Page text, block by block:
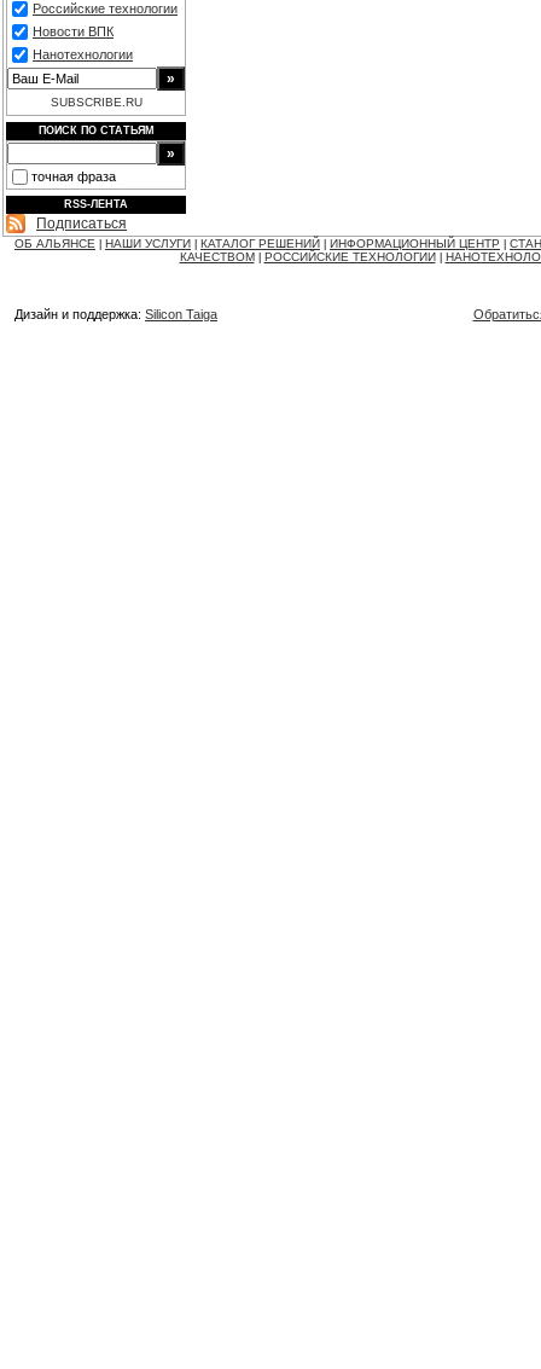
Российские технологии
Новости ВПК
Нанотехнологии
SUBSCRIBE.RU
ПОИСК ПО СТАТЬЯМ
точная фраза
RSS-ЛЕНТА
Подписаться
ОБ АЛЬЯНСЕ НАШИ УСЛУГИ КАТАЛОГ РЕШЕНИЙ ИНФОРМАЦИОННЫЙ ЦЕНТР
КАЧЕСТВОМ
РОССИЙСКИЕ ТЕХНОЛОГИИ
Дизайн и поддержка: Silicon Taiga